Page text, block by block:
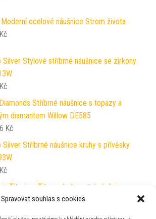
Spravovat souhlas s cookies
ocelové náušnice Strom života
Kč
Silver Stylové stříbrné náušnice se zirkony
Kč
Stříbrné náušnice s topazy a
diamantem Willow DE585
Kč
Silver Stříbrné náušnice kruhy s přívěsky
Kč
Titanium Titanové elegantní náušnice
11